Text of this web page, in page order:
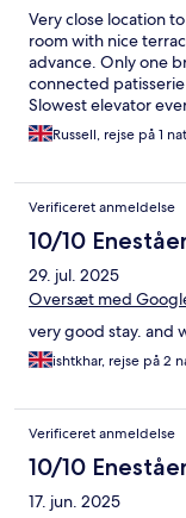
Very close location
room with nice
advance. Only one
connected
Slowest elevator
Russell, rejse på 1 nat
Verificeret anmeldelse
10/10
29. jul. 2025
Oversæt med
very good stay. and
ishtkhar, rejse på 2
Verificeret anmeldelse
10/10
17. jun. 2025